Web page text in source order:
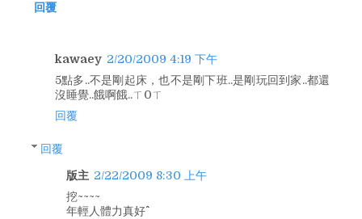
回覆
kawaey 2/20/2009 4:19 下午
5點多..不是剛起床，也不是剛下班..是剛玩回到家..都還
沒睡覺..餓啊餓..ㄒ0ㄒ
回覆
回覆
版主 2/22/2009 8:30 上午
挖~~~~
年輕人體力真好^^